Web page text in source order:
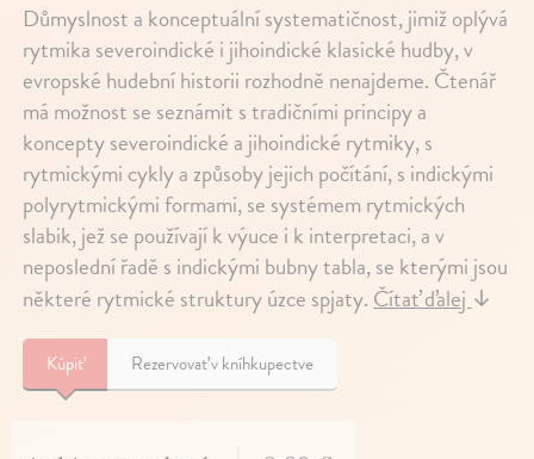
Důmyslnost a konceptuální systematičnost, jimiž oplývá
rytmika severoindické i jihoindické klasické hudby, v
evropské hudební historii rozhodně nenajdeme. Čtenář
má možnost se seznámit s tradičními principy a
koncepty severoindické a jihoindické rytmiky, s
rytmickými cykly a způsoby jejich počítání, s indickými
polyrytmickými formami, se systémem rytmických
slabik, jež se používají k výuce i k interpretaci, a v
neposlední řadě s indickými bubny tabla, se kterými jsou
některé rytmické struktury úzce spjaty.Čítať ďalej↓
Kúpiť Rezervovať v kníhkupectve